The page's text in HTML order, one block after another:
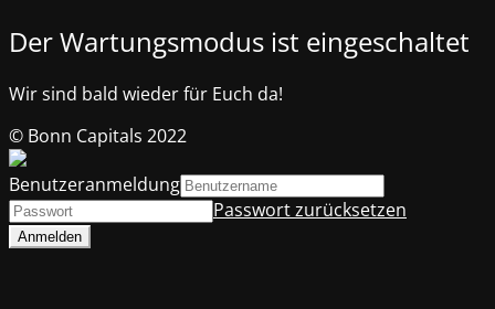
Der Wartungsmodus ist eingeschaltet
Wir sind bald wieder für Euch da!
© Bonn Capitals 2022
Benutzeranmeldung
Passwort zurücksetzen